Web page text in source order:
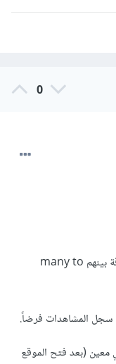
0
لدينا جدولين المستخدمين و المنشورات والعلاقة بينهم many to
المشاهدات فرضاً.
(بعد فتح الموقع